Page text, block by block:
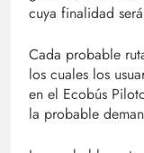
cuya finalidad
Cada probable
los cuales los
en el Ecobús
la probable